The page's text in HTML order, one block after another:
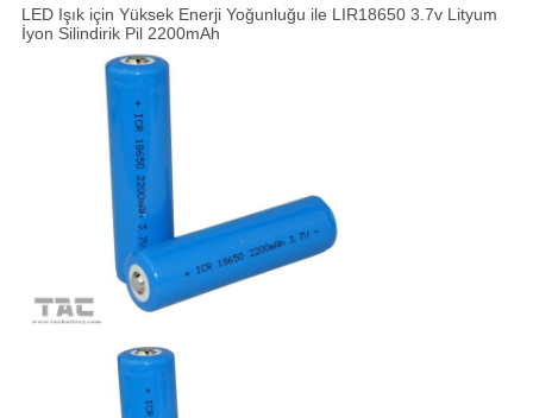
LED Işık için Yüksek Enerji Yoğunluğu ile LIR18650 3.7v Lityum
İyon Silindirik Pil 2200mAh